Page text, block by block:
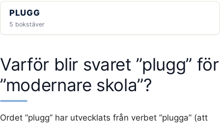
PLUGG
5 bokstäver
Varför blir svaret ”plugg” för
”modernare skola”?
Ordet ”plugg” har utvecklats från verbet ”plugga” (att